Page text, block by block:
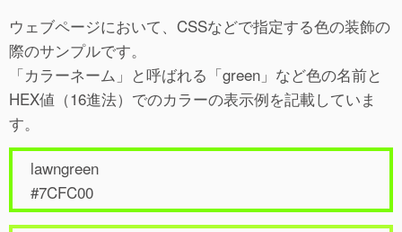
ウェブページにおいて、CSSなどで指定する色の装飾の
際のサンプルです。
「カラーネーム」と呼ばれる「green」など色の名前と
HEX値（16進法）でのカラーの表示例を記載していま
す。
lawngreen
#7CFC00